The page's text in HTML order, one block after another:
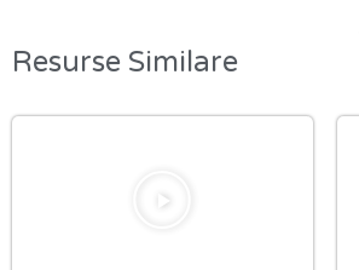
Resurse Similare